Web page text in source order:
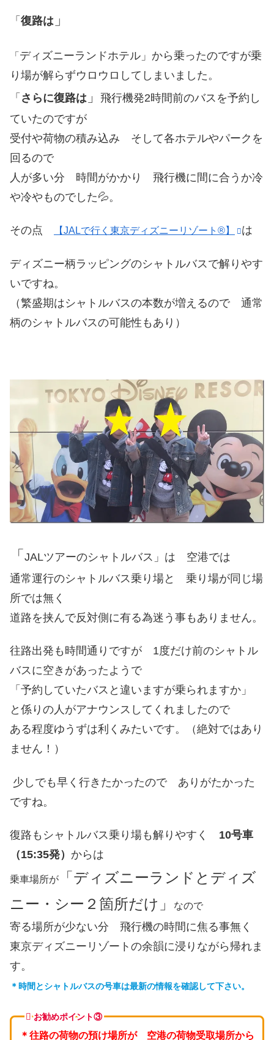
「 復路は 」
「 ディズニーランドホテル」から乗ったのですが乗
り場が解らずウロウロしてしまいました。
「 さらに復路は 」
飛行機発2時間前のバスを予約し
ていたのですが
受付や荷物の積み込み そして各ホテルやパークを
回るので
人が多い分 時間がかかり 飛行機に間に合うか冷
や冷やものでした💦。
その点 【JALで行く東京ディズニーリゾート®】 は
ディズニー柄ラッピングのシャトルバスで解りやす
いですね。
（繁盛期はシャトルバスの本数が増えるので 通常
柄のシャトルバスの可能性もあり）
「JALツアーのシャトルバス」 は 空港では
通常運行のシャトルバス乗り場と 乗り場が同じ場
所では無く
道路を挟んで反対側に有る為迷う事もありません。
往路出発も時間通りですが 1度だけ前のシャトル
バスに空きがあったようで
「予約していたバスと違いますが乗られますか」
と係りの人がアナウンスしてくれましたので
ある程度ゆうずは利くみたいです。（絶対ではあり
ません！）
少しでも早く行きたかったので ありがたかった
ですね。
復路もシャトルバス乗り場も解りやすく 10号車
（15:35発） からは
乗車場所が
「ディズニーランドとディズ
ニー・シー２箇所だけ」
なので
寄る場所が少ない分 飛行機の時間に焦る事無く
東京ディズニーリゾートの余韻に浸りながら帰れま
す。
＊時間とシャトルバスの号車は最新の情報を確認して下さい。
お勧めポイント③
＊往路の荷物の預け場所が 空港の荷物受取場所から